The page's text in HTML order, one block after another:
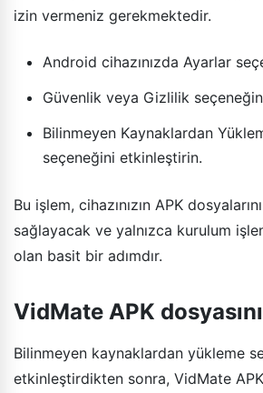
izin vermeniz gerekmektedir.
Android cihazınızda Ayarlar
Güvenlik veya Gizlilik
Bilinmeyen Kaynaklardan
seçeneğini etkinleştirin.
Bu işlem, cihazınızın APK dosyalarını
sağlayacak ve yalnızca kurulum
olan basit bir adımdır.
VidMate APK
Bilinmeyen kaynaklardan yükleme
etkinleştirdikten sonra, VidMate APK